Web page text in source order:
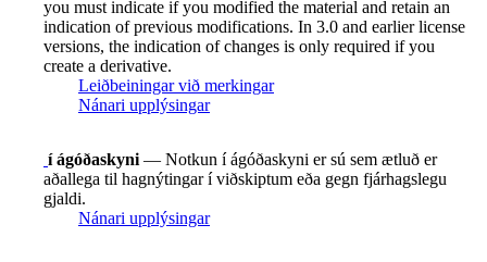
you must indicate if you modified the material and retain an
indication of previous modifications. In 3.0 and earlier license
versions, the indication of changes is only required if you
create a derivative.
Leiðbeiningar við merkingar
Nánari upplýsingar
í ágóðaskyni — Notkun í ágóðaskyni er sú sem ætluð er
aðallega til hagnýtingar í viðskiptum eða gegn fjárhagslegu
gjaldi.
Nánari upplýsingar